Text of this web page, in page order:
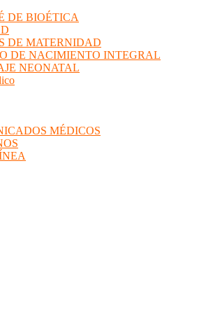
DE BIOÉTICA
DE MATERNIDAD
DE NACIMIENTO INTEGRAL
NEONATAL
MÉDICOS